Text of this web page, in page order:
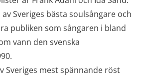
Sveriges bästa soulsångare och
publiken som sångaren i bland
vann den svenska
Sveriges mest spännande röst